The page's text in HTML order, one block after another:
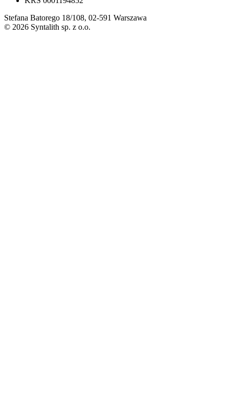
Stefana Batorego 18/108, 02-591 Warszawa
© 2026 Syntalith sp. z o.o.